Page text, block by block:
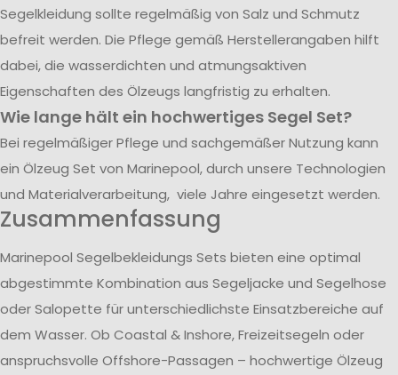
Segelkleidung sollte regelmäßig von Salz und Schmutz
befreit werden. Die Pflege gemäß Herstellerangaben hilft
dabei, die wasserdichten und atmungsaktiven
Eigenschaften des Ölzeugs langfristig zu erhalten.
Wie lange hält ein hochwertiges Segel Set?
Bei regelmäßiger Pflege und sachgemäßer Nutzung kann
ein Ölzeug Set von Marinepool, durch unsere Technologien
und Materialverarbeitung, viele Jahre eingesetzt werden.
Zusammenfassung
Marinepool Segelbekleidungs Sets bieten eine optimal
abgestimmte Kombination aus Segeljacke und Segelhose
oder Salopette für unterschiedlichste Einsatzbereiche auf
dem Wasser. Ob Coastal & Inshore, Freizeitsegeln oder
anspruchsvolle Offshore-Passagen – hochwertige Ölzeug